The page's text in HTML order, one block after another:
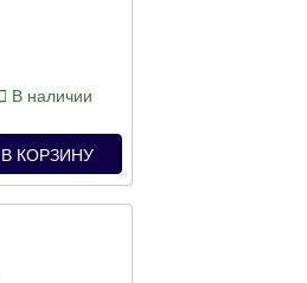
В наличии
В КОРЗИНУ